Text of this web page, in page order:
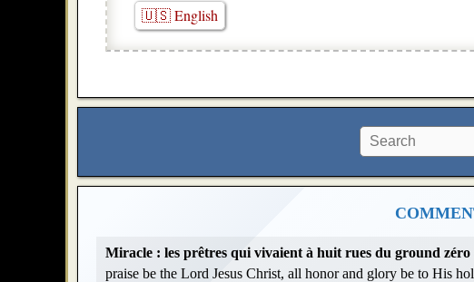
🇺🇸 English
Miracle : les prêtres qui vivaient à huit rues du ground
praise be the Lord Jesus Christ, all honor and glory be to His